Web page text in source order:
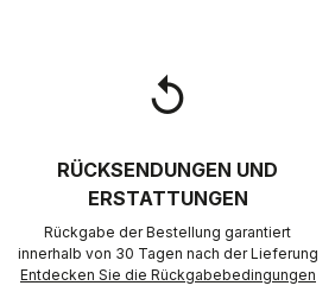
replay
RÜCKSENDUNGEN UND
ERSTATTUNGEN
Rückgabe der Bestellung garantiert
innerhalb von 30 Tagen nach der Lieferung
Entdecken Sie die Rückgabebedingungen